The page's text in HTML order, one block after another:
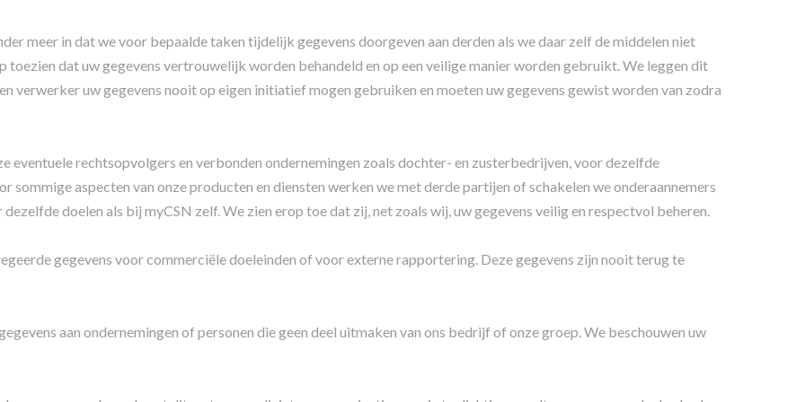
meer in dat we voor bepaalde taken tijdelijk gegevens doorgeven aan derden als we daar zelf de middelen niet
toezien dat uw gegevens vertrouwelijk worden behandeld en op een veilige manier worden gebruikt. We leggen dit
verwerker uw gegevens nooit op eigen initiatief mogen gebruiken en moeten uw gegevens gewist worden van zodra
eventuele rechtsopvolgers en verbonden ondernemingen zoals dochter- en zusterbedrijven, voor dezelfde
sommige aspecten van onze producten en diensten werken we met derde partijen of schakelen we onderaannemers
doelen als bij myCSN zelf. We zien erop toe dat zij, net zoals wij, uw gegevens veilig en respectvol beheren.
gegevens voor commerciële doeleinden of voor externe rapportering. Deze gegevens zijn nooit terug te
aan ondernemingen of personen die geen deel uitmaken van ons bedrijf of onze groep. We beschouwen uw